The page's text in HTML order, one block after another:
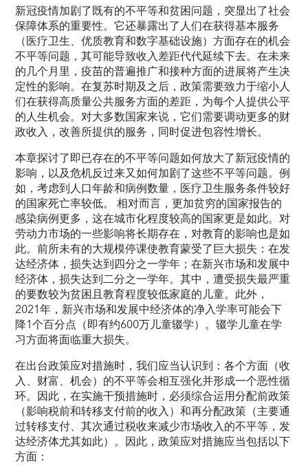
新冠疫情加剧了既有的不平等和贫困问题，突显出了社会
保障体系的重要性。它还暴露出了人们在获得基本服务
（医疗卫生、优质教育和数字基础设施）方面存在的机会
不平等问题，其可能导致收入差距代代延续下去。在未来
的几个月里，疫苗的普遍推广和接种方面的进展将产生决
定性的影响。在复苏时期及之后，政策需要致力于缩小人
们在获得高质量公共服务方面的差距，为每个人提供公平
的人生机会。对大多数国家来说，它们需要调动更多的财
政收入，改善所提供的服务，同时促进包容性增长。
本章探讨了即已存在的不平等问题如何放大了新冠疫情的
影响，以及危机反过来又如何加剧了这些不平等问题。例
如，考虑到人口年龄和病例数量，医疗卫生服务条件较好
的国家死亡率较低。 相对而言，更加贫穷的国家报告的
感染病例更多，这在城市化程度较高的国家更是如此。对
劳动力市场的一些影响将长期存在，对教育的影响也是如
此。前所未有的大规模停课使教育蒙受了巨大损失：在发
达经济体，损失达到四分之一学年；在新兴市场和发展中
经济体，损失达到二分之一学年。其中，遭受损失最严重
的要数较为贫困且教育程度较低家庭的儿童。此外，
2021年，新兴市场和发展中经济体的净入学率可能会下
降1个百分点（即有约600万儿童辍学）。辍学儿童在学
习方面将面临重大损失。
在出台政策应对措施时，我们应当认识到：各个方面（收
入、财富、机会）的不平等会相互强化并形成一个恶性循
环。因此，在实施干预措施时，必须综合运用分配前政策
（影响税前和转移支付前的收入）和再分配政策（主要通
过转移支付、其次通过税收来减少市场收入的不平等，发
达经济体尤其如此）。因此，政策应对措施应当包括以下
方面：